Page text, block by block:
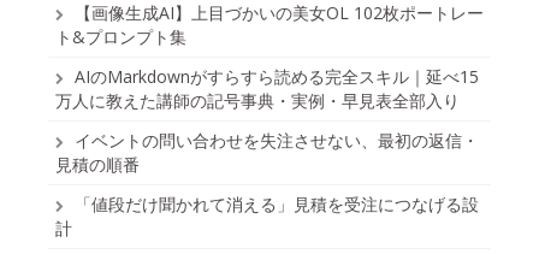
【画像生成AI】上目づかいの美女OL 102枚ポートレー
ト&プロンプト集
AIのMarkdownがすらすら読める完全スキル｜延べ15
万人に教えた講師の記号事典・実例・早見表全部入り
イベントの問い合わせを失注させない、最初の返信・
見積の順番
「値段だけ聞かれて消える」見積を受注につなげる設
計